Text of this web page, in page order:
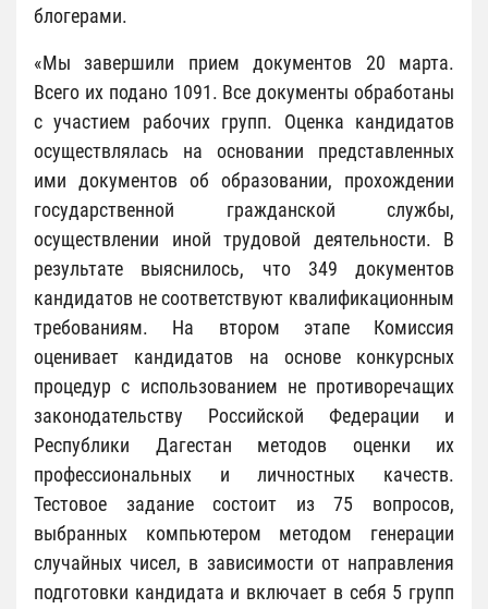
блогерами.
«Мы завершили прием документов 20 марта.
Всего их подано 1091. Все документы обработаны
с участием рабочих групп. Оценка кандидатов
осуществлялась на основании представленных
ими документов об образовании, прохождении
государственной гражданской службы,
осуществлении иной трудовой деятельности. В
результате выяснилось, что 349 документов
кандидатов не соответствуют квалификационным
требованиям. На втором этапе Комиссия
оценивает кандидатов на основе конкурсных
процедур с использованием не противоречащих
законодательству Российской Федерации и
Республики Дагестан методов оценки их
профессиональных и личностных качеств.
Тестовое задание состоит из 75 вопросов,
выбранных компьютером методом генерации
случайных чисел, в зависимости от направления
подготовки кандидата и включает в себя 5 групп